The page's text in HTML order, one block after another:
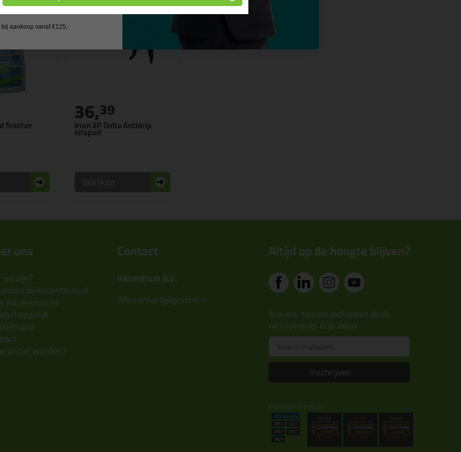
finisher Irion XP Delta Antidrip
kitspuit
36,39
ons
wij zijn?
bij kitcentrum.nl
Kitcentrum.nl
worden?
Contact
Kitcentrum B.V.
Alle contactgegevens >
Altijd op de hoogte blijven?
Nieuws, tips en exclusieve deals
rechtstreeks in je inbox
Inschrijven
Kitcentrum is trots op:
wil geen cadeau
aankoop vanaf €125,-